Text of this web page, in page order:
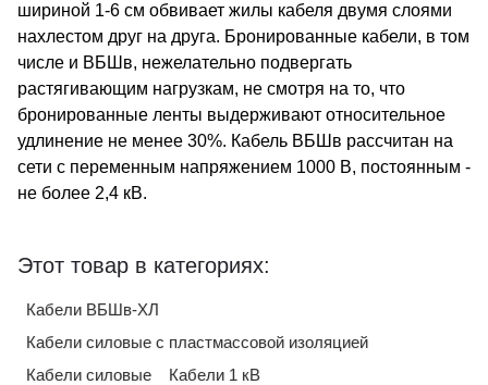
шириной 1-6 см обвивает жилы кабеля двумя слоями
нахлестом друг на друга. Бронированные кабели, в том
числе и ВБШв, нежелательно подвергать
растягивающим нагрузкам, не смотря на то, что
бронированные ленты выдерживают относительное
удлинение не менее 30%. Кабель ВБШв рассчитан на
сети с переменным напряжением 1000 В, постоянным -
не более 2,4 кВ.
Этот товар в категориях:
Кабели ВБШв-ХЛ
Кабели силовые с пластмассовой изоляцией
Кабели силовые
Кабели 1 кВ